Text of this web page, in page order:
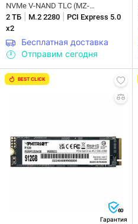
NVMe V-NAND TLC (MZ-
V9S2T0BW)
2 ТБ M.2 2280
PCI Express 5.0
x2
Бесплатная доставка
Отправим сегодня
BEST CLICK
60
Гарантия